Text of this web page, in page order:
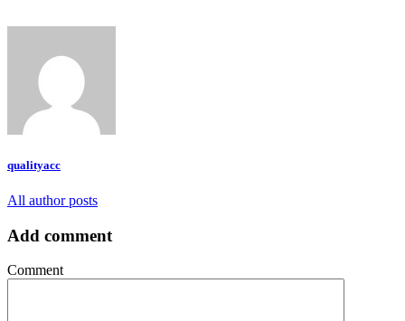
qualityacc
All author posts
Add comment
Comment